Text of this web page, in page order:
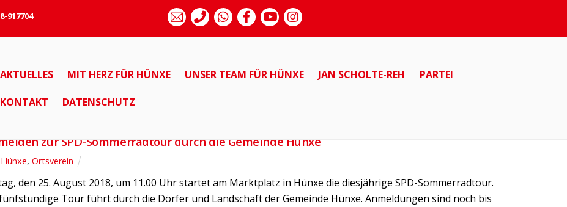
917704
AKTUELLES MIT HERZ FÜR HÜNXE UNSER TEAM FÜR HÜNXE JAN SCHOLTE-REH PARTEI
KONTAKT DATENSCHUTZ
zur SPD-Sommerradtour durch die Gemeinde Hünxe
Hünxe,Ortsverein
den 25. August 2018, um 11.00 Uhr startet am Marktplatz in Hünxe die diesjährige SPD-Sommerradtour.
Tour führt durch die Dörfer und Landschaft der Gemeinde Hünxe. Anmeldungen sind noch bis